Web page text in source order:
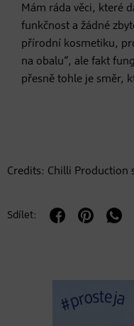
Mám ráda věci, které
funkčnost a žádné
přírodní kosmetiku,
na obalu“, ale fakt
přesně tohle je směr,
Credits: Chilli Production
Sdílet: